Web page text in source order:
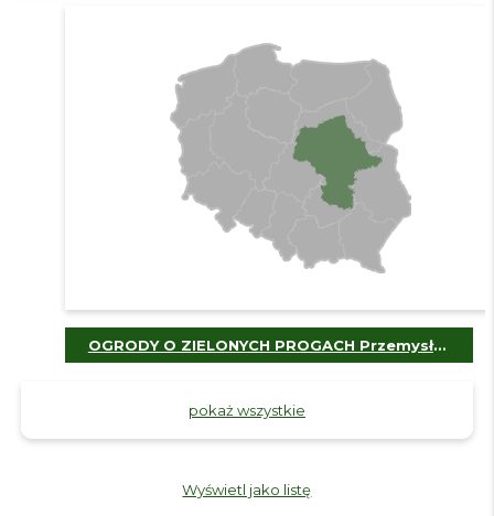
OGRODY O ZIELONYCH PROGACH Przemysław Godlewski - Szkółka Bylin
pokaż wszystkie
Wyświetl jako listę